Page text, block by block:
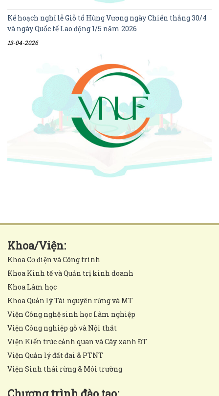
Kế hoạch nghỉ lễ Giỗ tổ Hùng Vương ngày Chiến thắng 30/4
và ngày Quốc tế Lao động 1/5 năm 2026
13-04-2026
Khoa/Viện:
Khoa Cơ điện và Công trình
Khoa Kinh tế và Quản trị kinh doanh
Khoa Lâm học
Khoa Quản lý Tài nguyên rừng và MT
Viện Công nghệ sinh học Lâm nghiệp
Viện Công nghiệp gỗ và Nội thất
Viện Kiến trúc cảnh quan và Cây xanh ĐT
Viện Quản lý đất đai & PTNT
Viện Sinh thái rừng & Môi trường